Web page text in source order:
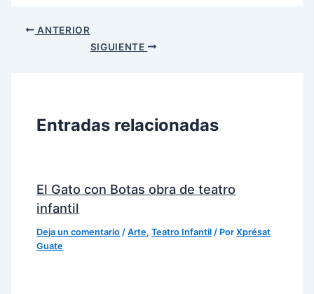
ANTERIOR
SIGUIENTE
Entradas relacionadas
El Gato con Botas obra de teatro
infantil
Deja un comentario /Arte,Teatro Infantil / PorXprésat
Guate